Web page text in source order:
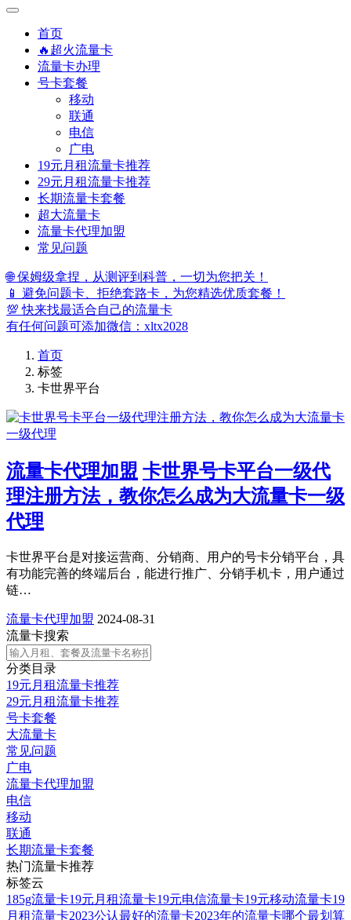
首页
🔥超火流量卡
流量卡办理
号卡套餐
移动
联通
电信
广电
19元月租流量卡推荐
29元月租流量卡推荐
长期流量卡套餐
超大流量卡
流量卡代理加盟
常见问题
🌐 保姆级拿捏，从测评到科普，一切为您把关！
📱 避免问题卡、拒绝套路卡，为您精选优质套餐！
💯 快来找最适合自己的流量卡
有任何问题可添加微信：xltx2028
首页
标签
卡世界平台
流量卡代理加盟 卡世界号卡平台一级代
理注册方法，教你怎么成为大流量卡一级
代理
卡世界平台是对接运营商、分销商、用户的号卡分销平台，具
有功能完善的终端后台，能进行推广、分销手机卡，用户通过
链…
流量卡代理加盟 2024-08-31
流量卡搜索
分类目录
19元月租流量卡推荐
29元月租流量卡推荐
号卡套餐
大流量卡
常见问题
广电
流量卡代理加盟
电信
移动
联通
长期流量卡套餐
热门流量卡推荐
标签云
185g流量卡19元月租流量卡19元电信流量卡19元移动流量卡19
月租流量卡2023公认最好的流量卡2023年的流量卡哪个最划算